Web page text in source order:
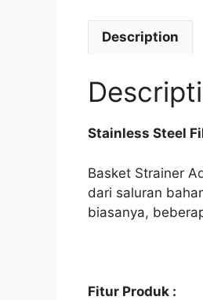
Description
Stainless Steel
Basket Strainer
dari saluran
biasanya,
Fitur Produk :